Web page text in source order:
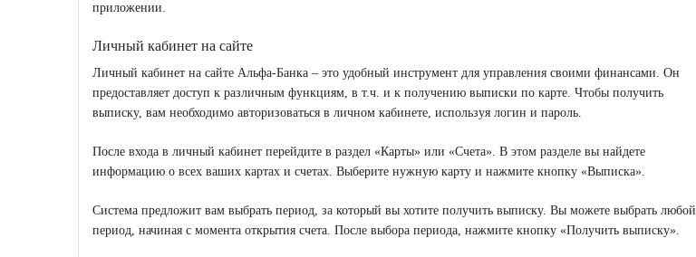
приложении.
Личный кабинет на сайте
Личный кабинет на сайте Альфа-Банка – это удобный инструмент для управления своими финансами. Он
предоставляет доступ к различным функциям, в т.ч. и к получению выписки по карте. Чтобы получить
выписку, вам необходимо авторизоваться в личном кабинете, используя логин и пароль.
После входа в личный кабинет перейдите в раздел «Карты» или «Счета». В этом разделе вы найдете
информацию о всех ваших картах и счетах. Выберите нужную карту и нажмите кнопку «Выписка».
Система предложит вам выбрать период, за который вы хотите получить выписку. Вы можете выбрать любой
период, начиная с момента открытия счета. После выбора периода, нажмите кнопку «Получить выписку».